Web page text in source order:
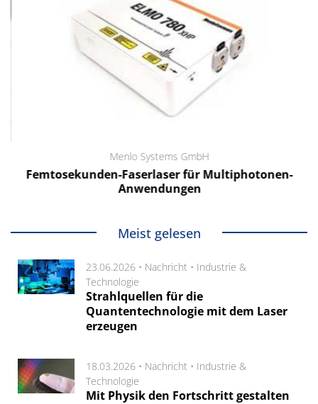
Menlo Systems GmbH
Femtosekunden-Faserlaser für Multiphotonen-
Anwendungen
Meist gelesen
23.06.2026 • Nachricht • Industrie &
Technologie
Strahlquellen für die
Quantentechnologie mit dem Laser
erzeugen
18.03.2026 • Nachricht • Industrie &
Technologie
Mit Physik den Fortschritt gestalten